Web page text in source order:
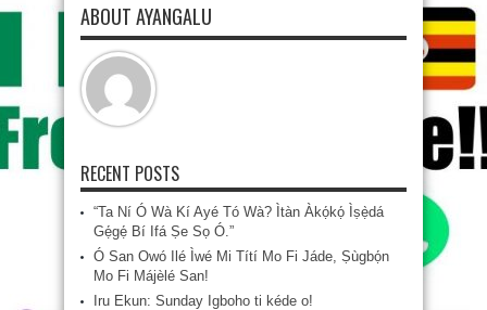
ABOUT AYANGALU
RECENT POSTS
“Ta Ní Ó Wà Kí Ayé Tó Wà? Ìtàn Àkọ́kọ́ Ìṣẹ̀dá
Gẹ́gẹ́ Bí Ifá Ṣe Sọ Ó.”
Ó San Owó Ilé Ìwé Mi Títí Mo Fi Jáde, Ṣùgbọ́n
Mo Fi Májèlé San!
Iru Ekun: Sunday Igboho ti kéde o!